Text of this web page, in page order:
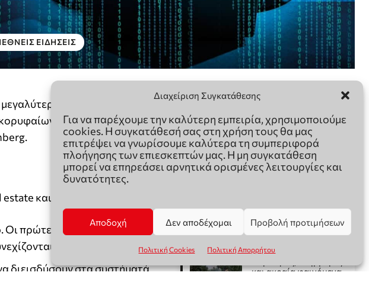
Διαχείριση Συγκατάθεσης
Για να παρέχουμε την καλύτερη εμπειρία, χρησιμοποιούμε
cookies. Η συγκατάθεσή σας στη χρήση τους θα μας
επιτρέψει να γνωρίσουμε καλύτερα τη συμπεριφορά
πλοήγησης των επιεσκεπτών μας. Η μη συγκατάθεση
μπορεί να επηρεάσει αρνητικά ορισμένες λειτουργίες και
δυνατότητες.
Αποδοχή Δεν αποδέχομαι Προβολή προτιμήσεων
Πολιτική Cookies Πολιτική Απορρήτου